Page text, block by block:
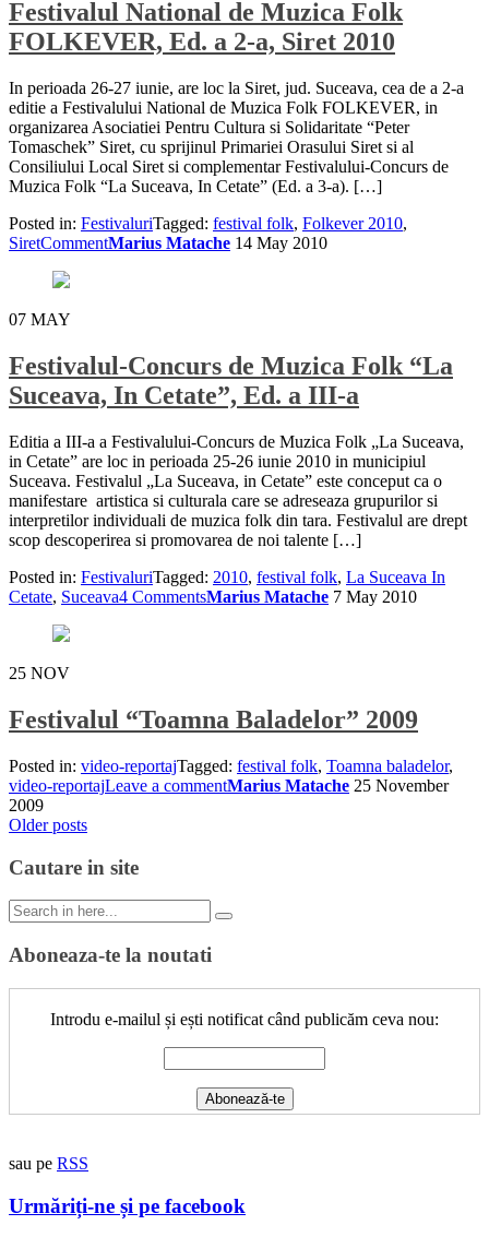
Festivalul National de Muzica Folk
FOLKEVER, Ed. a 2-a, Siret 2010
In perioada 26-27 iunie, are loc la Siret, jud. Suceava, cea de a 2-a
editie a Festivalului National de Muzica Folk FOLKEVER, in
organizarea Asociatiei Pentru Cultura si Solidaritate “Peter
Tomaschek” Siret, cu sprijinul Primariei Orasului Siret si al
Consiliului Local Siret si complementar Festivalului-Concurs de
Muzica Folk “La Suceava, In Cetate” (Ed. a 3-a). […]
Posted in: FestivaluriTagged: festival folk, Folkever 2010,
SiretCommentMarius Matache 14 May 2010
07 MAY
Festivalul-Concurs de Muzica Folk “La
Suceava, In Cetate”, Ed. a III-a
Editia a III-a a Festivalului-Concurs de Muzica Folk „La Suceava,
in Cetate” are loc in perioada 25-26 iunie 2010 in municipiul
Suceava. Festivalul „La Suceava, in Cetate” este conceput ca o
manifestare artistica si culturala care se adreseaza grupurilor si
interpretilor individuali de muzica folk din tara. Festivalul are drept
scop descoperirea si promovarea de noi talente […]
Posted in: FestivaluriTagged: 2010, festival folk, La Suceava In
Cetate, Suceava4 CommentsMarius Matache 7 May 2010
25 NOV
Festivalul “Toamna Baladelor” 2009
Posted in: video-reportajTagged: festival folk, Toamna baladelor,
video-reportajLeave a commentMarius Matache 25 November
2009
Posts
navigation
Older posts
Cautare in site
Search
for:
Aboneaza-te la noutati
Introdu e-mailul și ești notificat când publicăm ceva nou:
sau pe RSS
Urmăriți-ne și pe facebook